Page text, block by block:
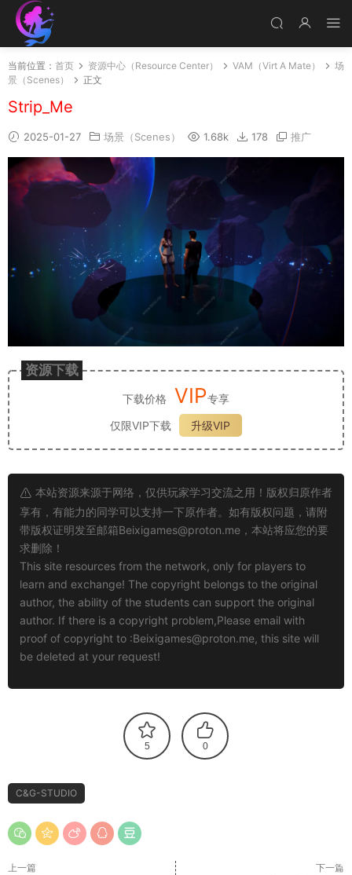
当前位置： 首页 资源中心（Resource Center） VAM（Virt A Mate）
场
景（Scenes）
正文
Strip_Me
2025-01-27 场景（Scenes） 1.68k 178 推广
资源下载
下载价格 VIP专享
仅限VIP下载
升级VIP
本站资源来源于网络，仅供玩家学习交流之用！版权归原作者
享有，有能力的同学可以支持一下原作者。如有版权问题，请附
带版权证明发至邮箱Beixigames@proton.me ，本站将应您的要
求删除！
This site resources from the network, only for players to
learn and exchange! The copyright belongs to the original
author, the ability of the students can support the original
author. If there is a copyright problem,Please email with
proof of copyright to :Beixigames@proton.me, this site will
be deleted at your request!
5 0
C&G-STUDIO
上一篇 下一篇